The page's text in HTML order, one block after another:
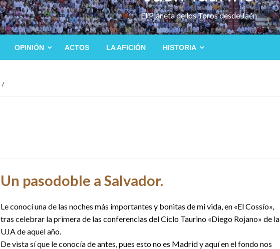
El Planeta de los Toros desde Jaén
OPINIÓN ACTOS LA AFICIÓN HISTORIA
Un pasodoble a Salvador.
Le conocí una de las noches más importantes y bonitas de mi vida, en «El Cossío»,
tras celebrar la primera de las conferencias del Ciclo Taurino «Diego Rojano» de la
UJA de aquel año.
De vista sí que le conocía de antes, pues esto no es Madrid y aquí en el fondo nos